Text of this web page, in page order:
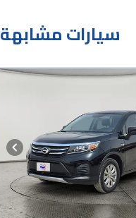
سيارات مشابهة